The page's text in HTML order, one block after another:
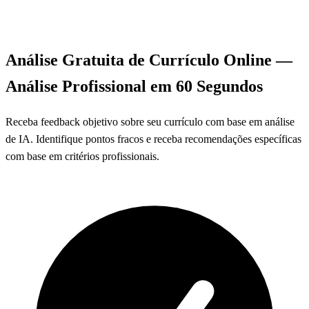
Análise Gratuita de Currículo Online—
Análise Profissional em 60 Segundos
Receba feedback objetivo sobre seu currículo com base em análise
de IA. Identifique pontos fracos e receba recomendações específicas
com base em critérios profissionais.